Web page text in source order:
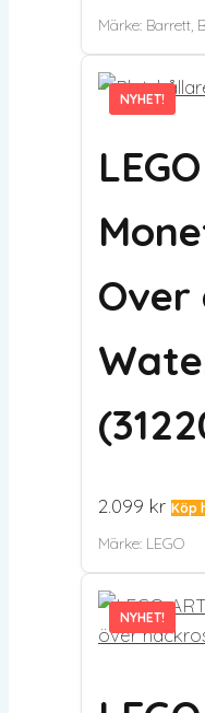
Märke: Barrett,
NYHET!
NYHET!
Over
2.099 kr Köp
Märke: LEGO
NYHET!
NYHET!